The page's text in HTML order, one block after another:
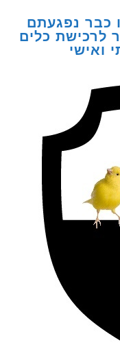
נפגעתם
כלים